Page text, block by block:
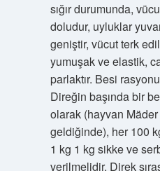
sığır durumunda,
doludur, uyluklar
geniştir, vücut terk
yumuşak ve elastik,
parlaktır. Besi
Direğin başında bir
olarak (hayvan
geldiğinde), her 100
1 kg 1 kg sikke ve
verilmelidir. Direk